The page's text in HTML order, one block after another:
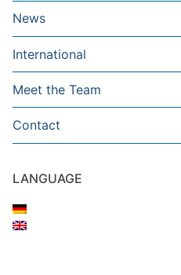
News
International
Meet the Team
Contact
LANGUAGE